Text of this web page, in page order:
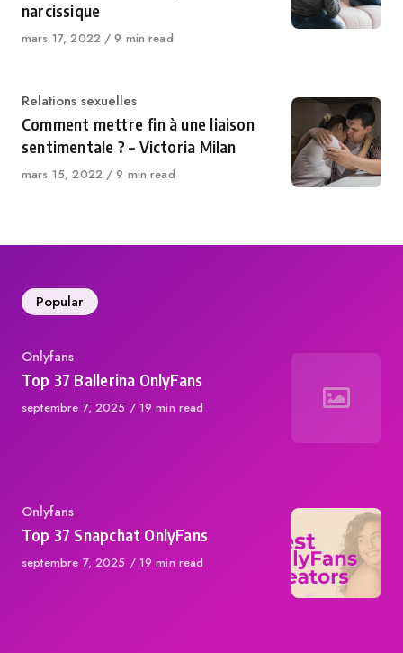
narcissique
Published
mars 17, 2022 9 min read
Category
Relations sexuelles
Comment mettre fin à une liaison
sentimentale ? – Victoria Milan
Published
mars 15, 2022 9 min read
Popular
Category
Onlyfans
Top 37 Ballerina OnlyFans
Published
septembre 7, 2025 19 min read
Category
Onlyfans
Top 37 Snapchat OnlyFans
Published
septembre 7, 2025 19 min read